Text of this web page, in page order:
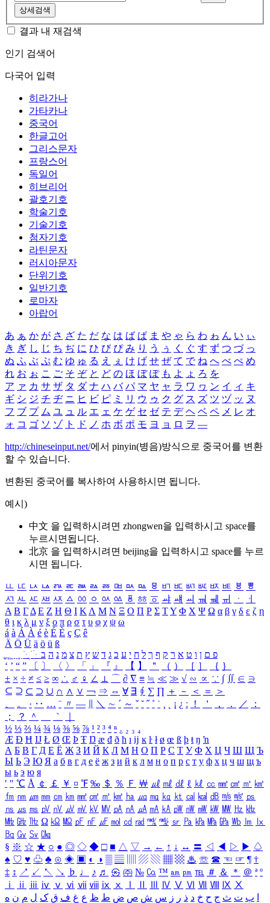
상세검색
결과 내 재검색
인기 검색어
다국어 입력
히라가나
가타카나
중국어
한글고어
그리스문자
프랑스어
독일어
히브리어
괄호기호
학술기호
기술기호
첨자기호
라틴문자
러시아문자
단위기호
일반기호
로마자
아랍어
あ ぁ か が さ ざ た だ な は ば ぱ ま や ゃ ら わ ゎ ん い ぃ
き ぎ し じ ち ぢ に ひ び ぴ み り う ぅ く ぐ す ず つ づ っ
ぬ ふ ぶ ぷ む ゆ ゅ る え ぇ け げ せ ぜ て で ね へ べ ぺ め
れ お ぉ こ ご そ ぞ と ど の ほ ぼ ぽ も よ ょ ろ を
ア ァ カ サ ザ タ ダ ナ ハ バ パ マ ヤ ャ ラ ワ ヮ ン イ ィ キ
ギ シ ジ チ ヂ ニ ヒ ビ ピ ミ リ ウ ゥ ク グ ス ズ ツ ヅ ッ ヌ
フ ブ プ ム ユ ュ ル エ ェ ケ ゲ セ ゼ テ デ ヘ ベ ペ メ レ オ
ォ コ ゴ ソ ゾ ト ド ノ ホ ボ ポ モ ヨ ョ ロ ヲ ―
http://chineseinput.net/에서 pinyin(병음)방식으로 중국어를 변환
할 수 있습니다.
변환된 중국어를 복사하여 사용하시면 됩니다.
예시)
中文 을 입력하시려면 zhongwen을 입력하시고 space를
누르시면됩니다.
北京 을 입력하시려면 beijing을 입력하시고 space를 누르
시면 됩니다.
ㅥ ㅦ ㅧ ㅨ ㅩ ㅪ ㅫ ㅬ ㅭ ㅮ ㅯ ㅰ ㅱ ㅲ ㅳ ㅴ ㅵ ㅶ ㅷ ㅸ
ㅹ
ㅺ ㅻ ㅼ ㅽ ㅾ ㅿ ㆀ ㆁ ㆂ ㆃ ㆄ ㆅ ㆆ ㆇ ㆈ ㆉ ㆊ ㆋ ㆌ ㆍ
ㆎ
Α Β ΓΔ Ε Ζ Η Θ Ι ΚΛ Μ Ν Ξ Ο Π Ρ Σ ΤΥ Φ Χ Ψ Ω α β γ δ ε ζ η
θ ι κ λ μ ν ξ ο π ρ σ τ υ φ χ ψ ω
á à Á À é è É È ç Ç ê
Ä Ö Ü ä ö ü ß
ִֶֹ ֻּ ׁׂ פ ם ן ו ט א ר ק ף ך ל ח י ע כ ג ד ש ץ ת צ מ נ ה ב
‘ ’ “ ” 〔 〕 〈 〉 「 」 『 』 【 】 ＂ （ ） ［ ］ ｛ ｝
± × ÷ ≠ ≤ ≥ ∞ ∴ ♂ ♀ ∠ ⊥ ⌒ ∂ ∇ ≡ ≒ ≪ ≫ √ ∽ ∝ ∵ ∫ ∬ ∈ ∋
⊆ ⊇ ⊂ ⊃ ∪ ∩ ∧ ∨ ￢ ⇒ ⇔ ∀ ∃ ∮ ∑ ∏ ＋ － ＜ ＝
＞
、
。 · ‥ … ¨ 〃 ― ＼ ∼ ´ ～ ˇ ˘ ˝ ˚ ˙ ¸ ¡ ¿ ː ！ ＇ ， ． ／
：
；
？ ＾ ｀
½ ⅓ ⅔ ¼ ¾ ⅛ ⅜ ⅝ ⅞ ¹ ² ³ ⁴ ⁿ ₁ ₂ ₃ ₄
Æ Ð Ħ Ĳ Ł Ø Œ Þ Ŧ Ŋ æ đ ð ħ ı ĳ ĸ ŀ ł ø œ ß þ ŧ ŋ ŉ
А Б В Г Д Е Ё Ж З И Й К Л М Н О П Р С Т У Ф Х Ц Ч Ш Щ Ъ
Ы Ь Э Ю Я а б в г д е ё ж з и й к л м н о п р с т у ф х ц ч ш щ ъ
ы ь э ю я
′ ″ ℃ Å ￠ ￡ ￥ ¤ ℉ ‰ ＄ ％ Ｆ ￦ ㎕ ㎖ ㎗ ℓ ㎘ ㏄ ㎣ ㎤ ㎥ ㎦
㎙ ㎚ ㎛ ㎜ ㎝ ㎞ ㎟ ㎠ ㎡ ㎢ ㏊ ㎍ ㎎ ㎏ ㏏ ㎈ ㎉ ㏈ ㎧ ㎨ ㎰
㎱ ㎲ ㎳ ㎴ ㎵ ㎶ ㎷ ㎸ ㎹ ㎀ ㎁ ㎂ ㎃ ㎄ ㎺ ㎻ ㎽ ㎾ ㎿ ㎐ ㎑
㎒ ㎓ ㎔ Ω ㏀ ㏁ ㎊ ㎋ ㎌ ㏖ ㏅ ㎭ ㎮ ㎯ ㏛ ㎩ ㎪ ㎫ ㎬ ㏝ ㏐
㏓
㏃ ㏉ ㏜ ㏆
§ ※ ☆ ★ ○ ● ◎ ◇ ◆ □ ■ △ ▽ → ← ↑ ↓ ↔ 〓 ◁ ◀ ▷ ▶ ♤
♠ ♡ ♥ ♧ ♣ ⊙ ◈ ▣ ◐ ◑ ▒ ▤ ▨ ▧ ▦ ▩ ♨ ☏ ☎ ☜ ☞ ¶ †
‡ ↕ ↗ ↙ ↖ ↘ ♭ ♩ ♪ ♬ ㉿ ㈜ № ㏇ ™ ㏂ ㏘ ℡ ＃ ＆ ＊ ＠ ª º
ⅰ
ⅱ ⅲ ⅳ ⅴ ⅵ ⅶ ⅷ ⅸ ⅹ Ⅳ Ⅴ Ⅵ Ⅶ Ⅷ Ⅸ Ⅹ
ب ت ث ج ح خ د ذ ر ز س ش ص ض ط ظ ع غ ف ق ک ل م ن ه